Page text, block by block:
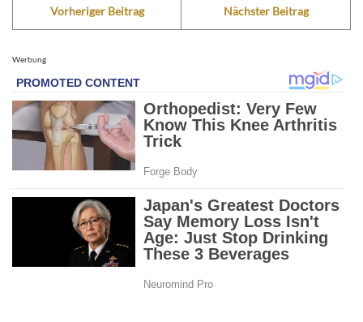
Vorheriger Beitrag Nächster Beitrag
Werbung